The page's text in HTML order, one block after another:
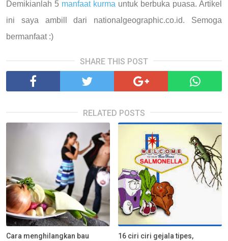
Demikianlah 5 manfaat kurma untuk berbuka puasa. Artikel
ini saya ambill dari nationalgeographic.co.id. Semoga
bermanfaat :)
SHARE THIS POST
RELATED POSTS
Cara menghilangkan bau
16 ciri ciri gejala tipes,